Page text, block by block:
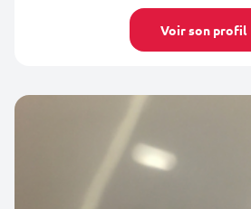
Voir son profil